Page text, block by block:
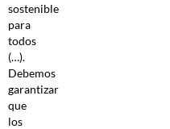
sostenible
para
todos
(…).
Debemos
garantizar
que
los